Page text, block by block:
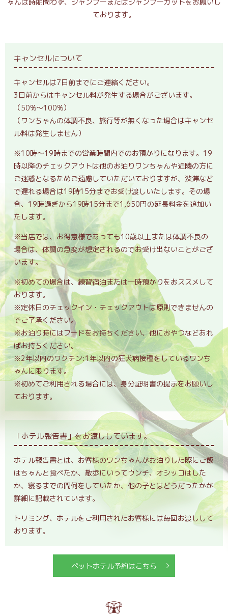
ております。
キャンセルについて
キャンセルは7日前までにご連絡ください。
3日前からはキャンセル料が発生する場合がございます。
（50%～100%）
（ワンちゃんの体調不良、旅行等が無くなった場合はキャンセ
ル料は発生しません）
※10時～19時までの営業時間内でのお預かりになります。19
時以降のチェックアウトは他のお泊りワンちゃんや近隣の方に
ご迷惑となるためご遠慮していただいておりますが、渋滞など
で遅れる場合は19時15分までお受け渡しいたします。その場
合、19時過ぎから19時15分まで1,650円の延長料金を追加い
たします。
※当店では、お得意様であっても10歳以上または体調不良の
場合は、体調の急変が想定されるのでお受け出ないことがござ
います。
※初めての場合は、練習宿泊または一時預かりをおススメして
おります。
※定休日のチェックイン・チェックアウトは原則できませんの
でご了承ください。
※お泊り時にはフードをお持ちください、他におやつなどあれ
ばお持ちください。
※2年以内のワクチン:1年以内の狂犬病接種をしているワンち
ゃんに限ります。
※初めてご利用される場合には、身分証明書の提示をお願いし
ております。
「ホテル報告書」をお渡ししています。
ホテル報告書とは、お客様のワンちゃんがお泊りした際にご飯
はちゃんと食べたか、散歩にいってウンチ、オシッコはした
か、寝るまでの間何をしていたか、他の子とはどうだったかが
詳細に記載されています。
トリミング、ホテルをご利用されたお客様には毎回お渡しして
おります。
ペットホテル予約はこちら